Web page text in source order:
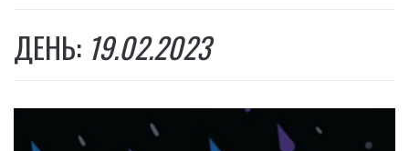
ДЕНЬ: 19.02.2023